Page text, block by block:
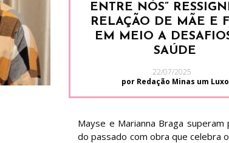
ENTRE NÓS”
RELAÇÃO DE MÃE E
EM MEIO A
SAÚDE
22/07/2025
por Redação Minas um Luxo
Mayse e Marianna Braga superam
do passado com obra que celebra